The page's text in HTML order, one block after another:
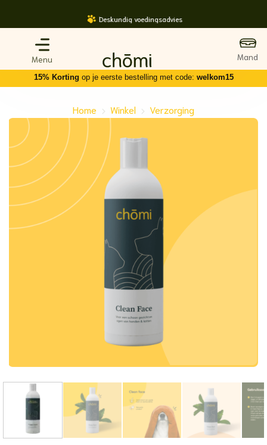
Deskundig voedingsadvies
15% Korting op je eerste bestelling met code: welkom15
Home - Winkel - Verzorging